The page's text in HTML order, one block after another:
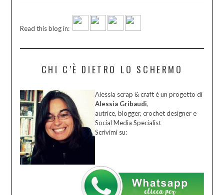
Read this blog in:
CHI C’È DIETRO LO SCHERMO
Alessia scrap & craft è un progetto di
Alessia Gribaudi,
autrice, blogger, crochet designer e
Social Media Specialist
Scrivimi su: